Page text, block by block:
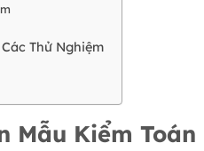
Thử Nghiệm
Mẫu Kiểm Toán